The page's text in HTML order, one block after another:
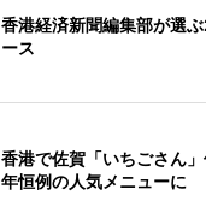
香港経済新聞編集部が選
ース
香港で佐賀「いちごさん
年恒例の人気メニューに